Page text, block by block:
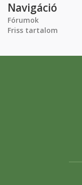
Navigáció
Fórumok
Friss tartalom